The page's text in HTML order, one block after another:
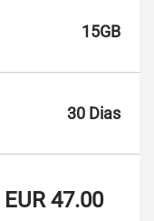
15GB
30 Dias
EUR47.00